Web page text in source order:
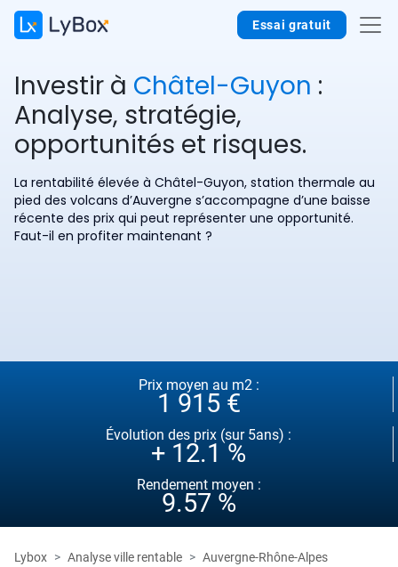
Essai gratuit
Investir à Châtel-Guyon :
Analyse, stratégie,
opportunités et risques.
La rentabilité élevée à Châtel-Guyon, station thermale au
pied des volcans d’Auvergne s’accompagne d’une baisse
récente des prix qui peut représenter une opportunité.
Faut-il en profiter maintenant ?
Prix moyen au m2 :
1 915 €
Évolution des prix (sur 5ans) :
+ 12.1 %
Rendement moyen :
9.57 %
Lybox Analyse ville rentable
Auvergne-Rhône-Alpes